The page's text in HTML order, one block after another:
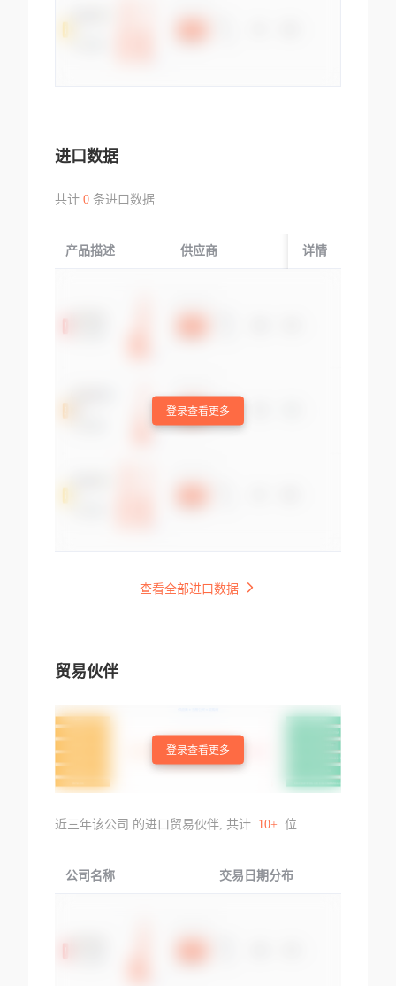
进口数据
共计 0条进口数据
产品描述 供应商 起运国/地区
详情
登录查看更多
查看全部进口数据
贸易伙伴
登录查看更多
近三年该公司 的进口贸易伙伴, 共计 10+ 位
公司名称 交易日期分布